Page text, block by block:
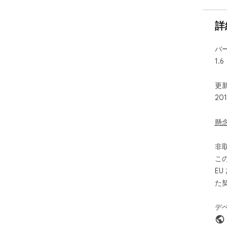
バ
1.6
更
懸
デ
非
こ
EU
た